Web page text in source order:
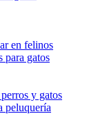
en felinos
para gatos
y gatos
peluquería